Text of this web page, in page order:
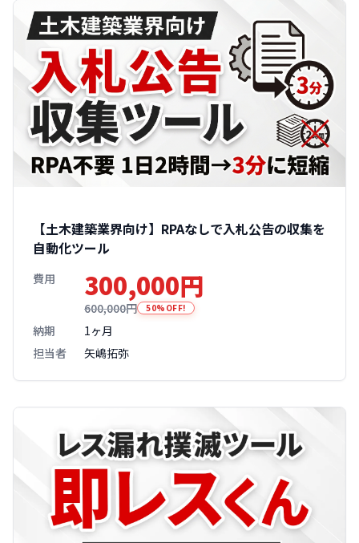
【土木建築業界向け】RPAなしで入札公告の収集を
自動化ツール
費用 300,000円
600,000円 50%OFF!
納期
1ヶ月
担当者
矢嶋拓弥